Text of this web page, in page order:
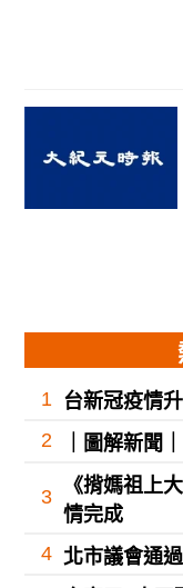
1 台新冠疫情
2
｜圖解新聞
3
《揹媽祖上
情完成
4 北市議會通